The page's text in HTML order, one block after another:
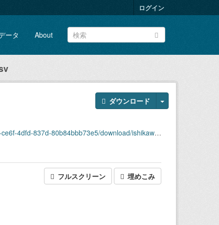
ログイン
ータ About
ダウンロード
download/ishikawa_central_11_roudouryokujinkou.csv
フルスクリーン 埋めこみ